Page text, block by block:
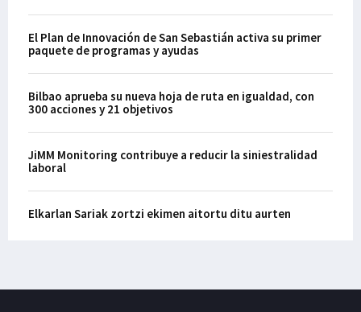
El Plan de Innovación de San Sebastián activa su primer
paquete de programas y ayudas
Bilbao aprueba su nueva hoja de ruta en igualdad, con
300 acciones y 21 objetivos
JiMM Monitoring contribuye a reducir la siniestralidad
laboral
Elkarlan Sariak zortzi ekimen aitortu ditu aurten